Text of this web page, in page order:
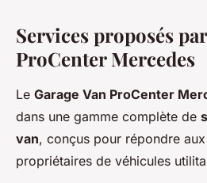
Services proposés
ProCenter Mercedes
Le Garage Van ProCenter
dans une gamme complète de
van, conçus pour répondre
propriétaires de véhicules